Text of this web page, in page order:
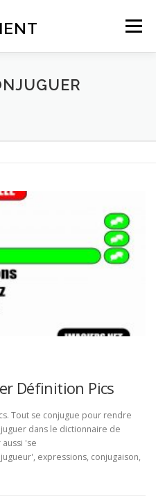
Menu
Définition Pics
Tout se conjugue pour rendre
dans le dictionnaire de
'se
expressions, conjugaison,